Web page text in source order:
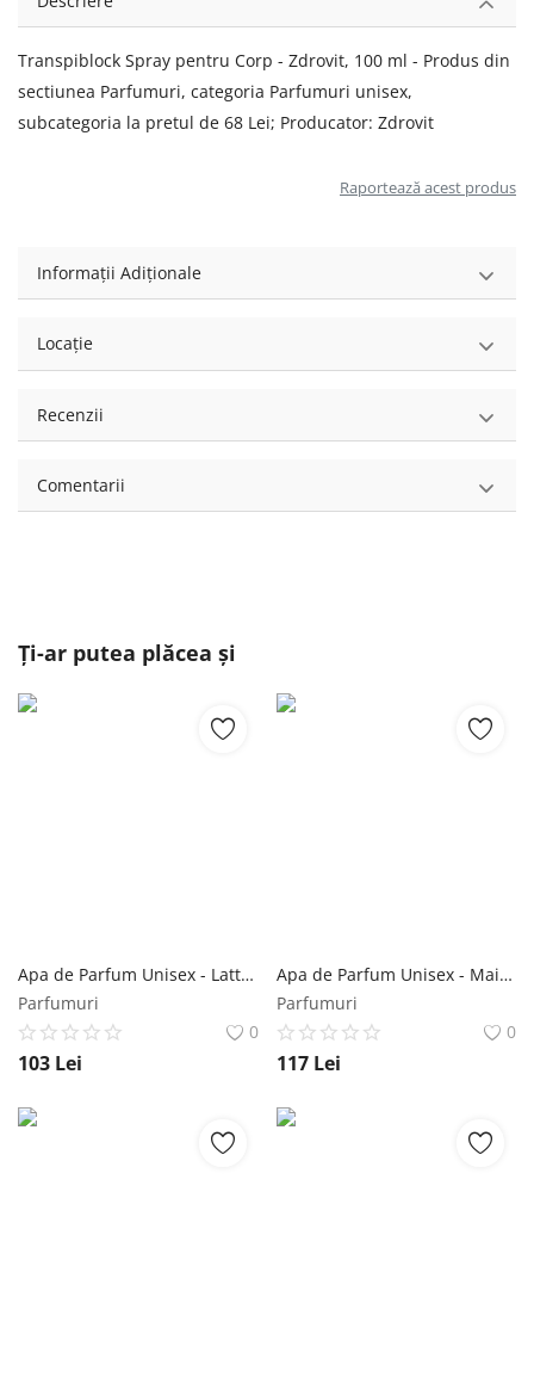
Transpiblock Spray pentru Corp - Zdrovit, 100 ml - Produs din
sectiunea Parfumuri, categoria Parfumuri unisex,
subcategoria la pretul de 68 Lei; Producator: Zdrovit
Raportează acest produs
Informații Adiționale
Locație
Recenzii
Comentarii
Ți-ar putea plăcea și
Apa de Parfum Unisex - Lattafa Perfumes EDP Ajayeb Dubai, 100 ml Lattafa
Parfumuri
0
103 Lei
Apa de Parfum Unisex - Maison Alhambra EDP Exclusif Saffron, 100 ml Maison Alhambra
Parfumuri
0
117 Lei